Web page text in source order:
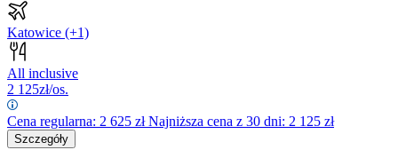
Katowice (+1)
All inclusive
2 125zł/os.
Cena regularna: 2 625 złNajniższa cena z 30 dni: 2 125 zł
Szczegóły